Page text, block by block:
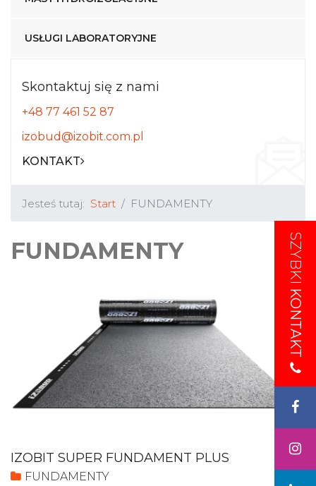
SZYBKI
KONTAKT
SZYBKI
KONTAKT
USŁUGI LABORATORYJNE
Skontaktuj się z nami
+48 77 461 52 87
izobud@izobit.com.pl
KONTAKT
Jesteś tutaj: Start FUNDAMENTY
FUNDAMENTY
IZOBIT SUPER FUNDAMENT PLUS
FUNDAMENTY